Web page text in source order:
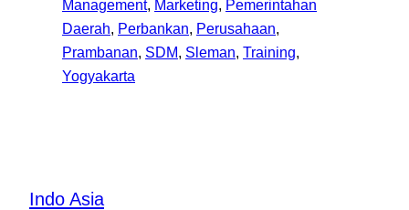
Management, Marketing, Pemerintahan
Daerah, Perbankan, Perusahaan
Prambanan, SDM, Sleman, Training
Yogyakarta
Indo Asia